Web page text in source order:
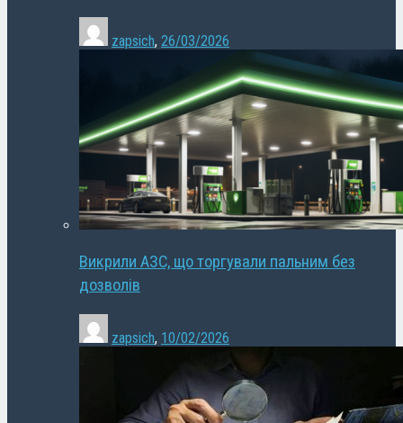
zapsich, 26/03/2026
Викрили АЗС, що торгували пальним без
дозволів
zapsich, 10/02/2026